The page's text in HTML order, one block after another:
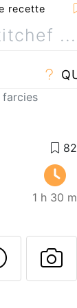
recette
farcies
1 h 30 m